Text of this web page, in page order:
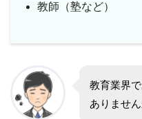
教師（塾など）
教育業界
ありません